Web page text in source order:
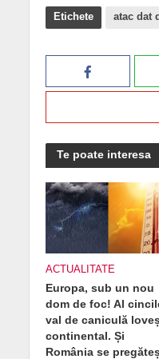
Etichete atac dat
Te poate interesa
ACTUALITATE
Europa, sub un nou
dom de foc! Al
val de caniculă
continental. Și
România se